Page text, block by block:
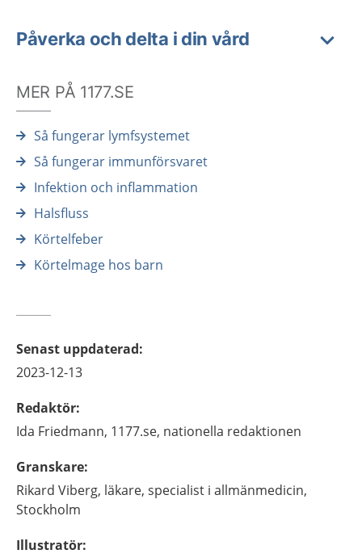
Påverka och delta i din vård
MER PÅ 1177.SE
Så fungerar lymfsystemet
Så fungerar immunförsvaret
Infektion och inflammation
Halsfluss
Körtelfeber
Körtelmage hos barn
Senast uppdaterad:
2023-12-13
Redaktör:
Ida Friedmann, 1177.se, nationella redaktionen
Granskare:
Rikard Viberg, läkare, specialist i allmänmedicin,
Stockholm
Illustratör: